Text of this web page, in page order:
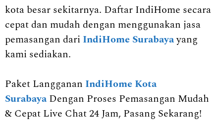
kota besar sekitarnya. Daftar IndiHome secara
cepat dan mudah dengan menggunakan jasa
pemasangan dari IndiHome Surabayayang
kami sediakan.
Paket Langganan IndiHome Kota
Surabaya Dengan Proses Pemasangan Mudah
& Cepat Live Chat 24 Jam, Pasang Sekarang!